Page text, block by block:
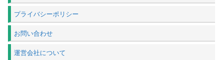
プライバシーポリシー
お問い合わせ
運営会社について